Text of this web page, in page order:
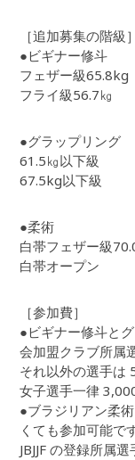
［追加募集の階級］
●ビギナー修斗
フェザー級65.8kg
フライ級56.7㎏
●グラップリング
61.5㎏以下級
67.5kg以下級
●柔術
白帯フェザー級
白帯オープン
［参加費］
●ビギナー修斗と
会加盟クラブ所属
それ以外の選手は
女子選手一律
●ブラジリアン柔
くても参加可能で
JBJJF の登録所属